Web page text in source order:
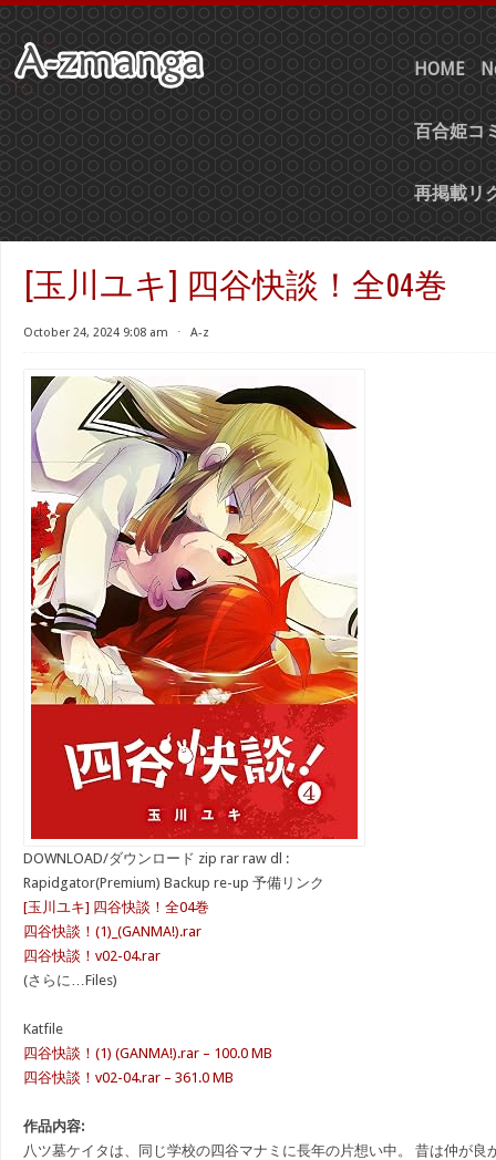
HOME
百合姫コ
再掲載リ
[玉川ユキ] 四谷快談！全04巻
October 24, 2024 9:08 am ⋅ A-z
DOWNLOAD/ダウンロード zip rar raw dl :
Rapidgator(Premium) Backup re-up 予備リンク
[玉川ユキ] 四谷快談！全04巻
四谷快談！(1)_(GANMA!).rar
四谷快談！v02-04.rar
(さらに…Files)
Katfile
四谷快談！(1) (GANMA!).rar – 100.0 MB
四谷快談！v02-04.rar – 361.0 MB
作品内容:
八ツ墓ケイタは、同じ学校の四谷マナミに長年の片想い中。 昔は仲が良